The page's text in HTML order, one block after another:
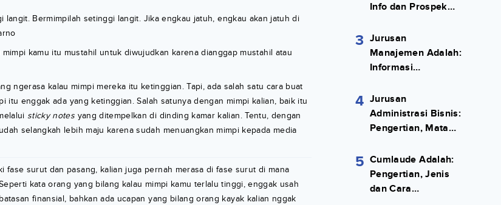
langit. Bermimpilah setinggi langit. Jika engkau jatuh, engkau akan jatuh di
kamu itu mustahil untuk diwujudkan karena dianggap mustahil atau
ngerasa kalau mimpi mereka itu ketinggian. Tapi, ada salah satu cara buat
itu enggak ada yang ketinggian. Salah satunya dengan mimpi kalian, baik itu
sticky notes yang ditempelkan di dinding kamar kalian. Tentu, dengan
selangkah lebih maju karena sudah menuangkan mimpi kepada media
fase surut dan pasang, kalian juga pernah merasa di fase surut di mana
kata orang yang bilang kalau mimpi kamu terlalu tinggi, enggak usah
finansial, bahkan ada ucapan yang bilang orang kayak kalian nggak
Info dan Prospek
3 Jurusan
Manajemen Adalah:
Informasi
4 Jurusan
Administrasi Bisnis:
Pengertian, Mata
Kerja Lengkap
5 Cumlaude Adalah:
Pengertian, Jenis
dan Cara